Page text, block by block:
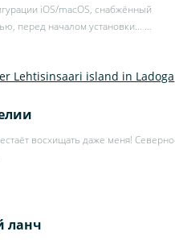
iOS/macOS, снабжённый
перед началом установки… …
восхищать даже меня!
ланч